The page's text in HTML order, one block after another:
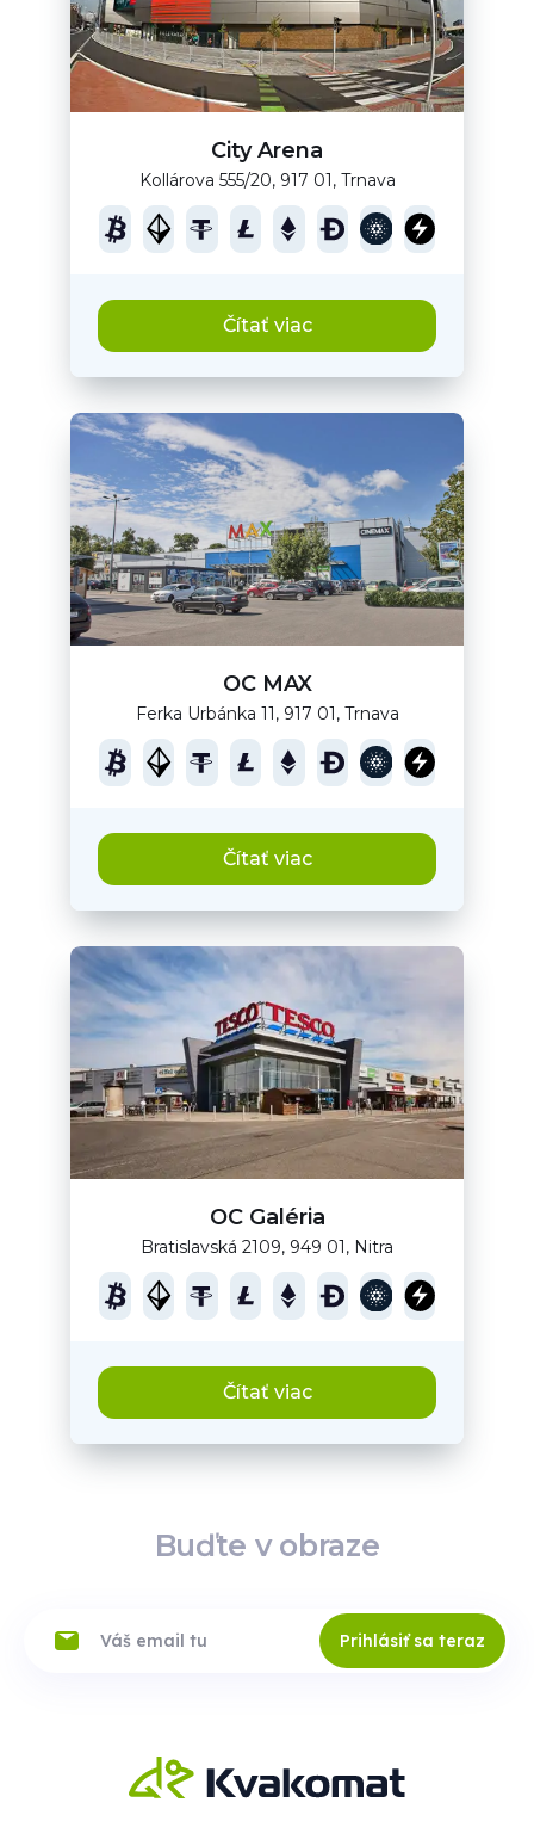
City Arena
Kollárova 555/20, 917 01, Trnava
Čítať viac
OC MAX
Ferka Urbánka 11, 917 01, Trnava
Čítať viac
OC Galéria
Bratislavská 2109, 949 01, Nitra
Čítať viac
Buďte v obraze
Prihlásiť sa teraz